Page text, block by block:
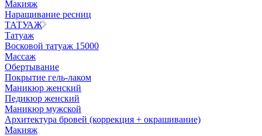
Макияж
Наращивание ресниц
ТАТУАЖ
Татуаж
Восковой татуаж 15000
Массаж
Обертывание
Покрытие гель-лаком
Маникюр женский
Педикюр женский
Маникюр мужской
Архитектура бровей (коррекция + окрашивание)
Макияж